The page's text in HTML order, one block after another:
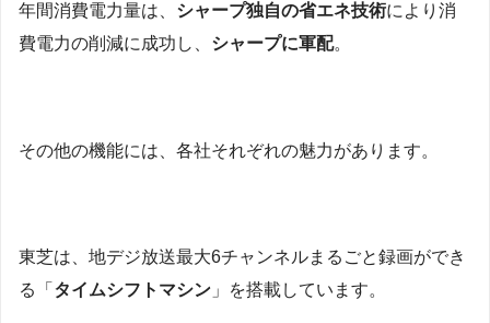
年間消費電力量は、 シャープ独自の省エネ技術により消
費電力の削減に成功し、 シャープに軍配。
その他の機能には、各社それぞれの魅力があります。
東芝は、地デジ放送最大6チャンネルまるごと録画ができ
る「 タイムシフトマシン 」を搭載しています。